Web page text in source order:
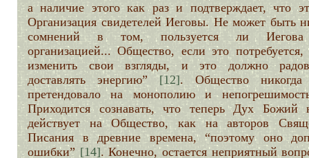
а наличие этого как раз и подтверждает, что
Организация свидетелей Иеговы. Не может быть
сомнений в том, пользуется ли
организацией... Общество, если это потребуется,
изменить свои взгляды, и это должно
доставлять энергию”[12]. Общество
претендовало на монополию и
Приходится сознавать, что теперь Дух Божий
действует на Общество, как на авторов
Писания в древние времена, “поэтому оно
ошибки”[14]. Конечно, остается неприятный